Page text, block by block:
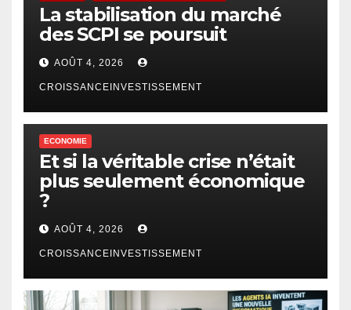
La stabilisation du marché
des SCPI se poursuit
AOÛT 4, 2026
CROISSANCEINVESTISSEMENT
ECONOMIE
Et si la véritable crise n’était
plus seulement économique
?
AOÛT 4, 2026
CROISSANCEINVESTISSEMENT